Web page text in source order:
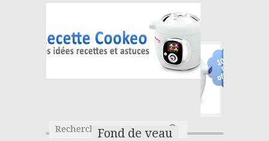
Fond de veau